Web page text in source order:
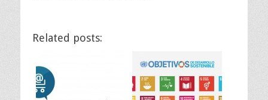
Related posts: